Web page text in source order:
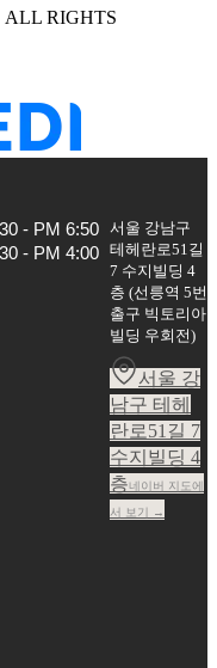
ALL RIGHTS
- PM 6:50
- PM 4:00
서울 강남구
테헤란로51길
7 수지빌딩 4
층 (선릉역 5번
출구 빅토리아
빌딩 우회전)
서울 강
남구 테헤
란로51길 7
수지빌딩 4
층네이버 지도에
서 보기 →